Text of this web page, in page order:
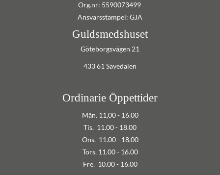
Org.nr: 5590073499
Ansvarsstämpel: GJA
Guldsmedshuset
Göteborgsvägen 21
433 61 Sävedalen
Ordinarie Öppettider
Mån. 11,00 - 16.00
Tis. 11.00 - 18.00
Ons. 11.00 - 18.00
Tors. 11.00 - 16.00
Fre. 10.00 - 16.00